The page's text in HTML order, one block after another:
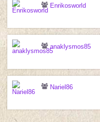
Enrikosworld
anaklysmos85
Nariel86